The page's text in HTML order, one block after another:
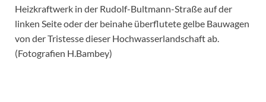
Heizkraftwerk in der Rudolf-Bultmann-Straße auf der
linken Seite oder der beinahe überflutete gelbe Bauwagen
von der Tristesse dieser Hochwasserlandschaft ab.
(Fotografien H.Bambey)